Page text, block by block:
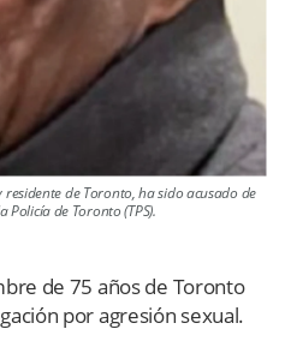
de Toronto, ha sido acusado de
Policía de Toronto (TPS).
de 75 años de Toronto
por agresión sexual.